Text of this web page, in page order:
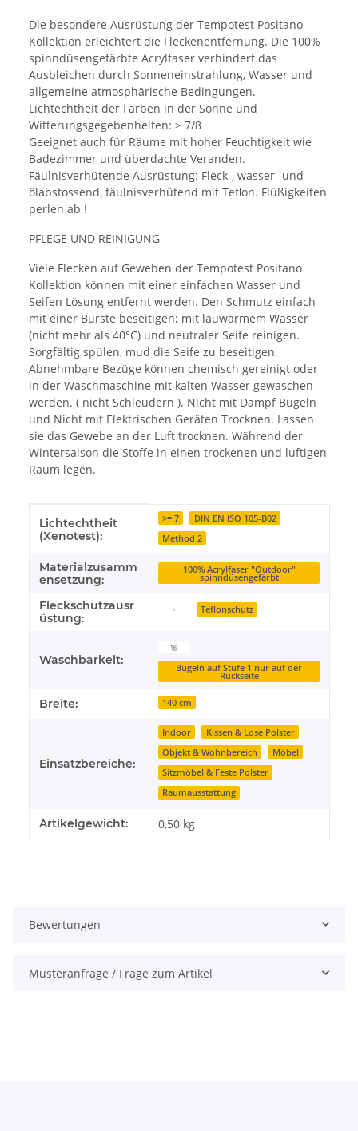
Die besondere Ausrüstung der Tempotest Positano
Kollektion erleichtert die Fleckenentfernung. Die 100%
spinndüsengefärbte Acrylfaser verhindert das
Ausbleichen durch Sonneneinstrahlung, Wasser und
allgemeine atmosphärische Bedingungen.
Lichtechtheit der Farben in der Sonne und
Witterungsgegebenheiten: > 7/8
Geeignet auch für Räume mit hoher Feuchtigkeit wie
Badezimmer und überdachte Veranden.
Fäulnisverhütende Ausrüstung: Fleck-, wasser- und
ölabstossend, fäulnisverhütend mit Teflon. Flüßigkeiten
perlen ab !
PFLEGE UND REINIGUNG
Viele Flecken auf Geweben der Tempotest Positano
Kollektion können mit einer einfachen Wasser und
Seifen Lösung entfernt werden. Den Schmutz einfach
mit einer Bürste beseitigen; mit lauwarmem Wasser
(nicht mehr als 40°C) und neutraler Seife reinigen.
Sorgfältig spülen, mud die Seife zu beseitigen.
Abnehmbare Bezüge können chemisch gereinigt oder
in der Waschmaschine mit kalten Wasser gewaschen
werden. ( nicht Schleudern ). Nicht mit Dampf Bügeln
und Nicht mit Elektrischen Geräten Trocknen. Lassen
sie das Gewebe an der Luft trocknen. Während der
Wintersaison die Stoffe in einen trockenen und luftigen
Raum legen.
Produkteigenschaft
Wert
Lichtechtheit
(Xenotest):
>= 7
DIN EN ISO 105-B02
Method 2
Materialzusamm
ensetzung:
100% Acrylfaser "Outdoor"
spinndüsengefärbt
Fleckschutzausr
üstung:
Teflonschutz
Waschbarkeit:
Bügeln auf Stufe 1 nur auf der
Rückseite
Breite: 140 cm
Einsatzbereiche:
Indoor
Kissen & Lose Polster
Objekt & Wohnbereich
Möbel
Sitzmöbel & Feste Polster
Raumausstattung
Artikelgewicht: 0,50 kg
Bewertungen
Musteranfrage / Frage zum Artikel